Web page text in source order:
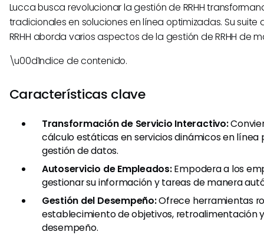
Lucca busca revolucionar la gestión de RRHH
tradicionales en soluciones en línea optimizadas. Su
RRHH aborda varios aspectos de la gestión de RRHH de
\u00d1ndice de contenido.
Características clave
Transformación de Servicio Interactivo:
cálculo estáticas en servicios dinámicos en línea
gestión de datos.
Autoservicio de Empleados:Empodera a los
gestionar su información y tareas de manera
Gestión del Desempeño:Ofrece herramientas
establecimiento de objetivos, retroalimentación
desempeño.